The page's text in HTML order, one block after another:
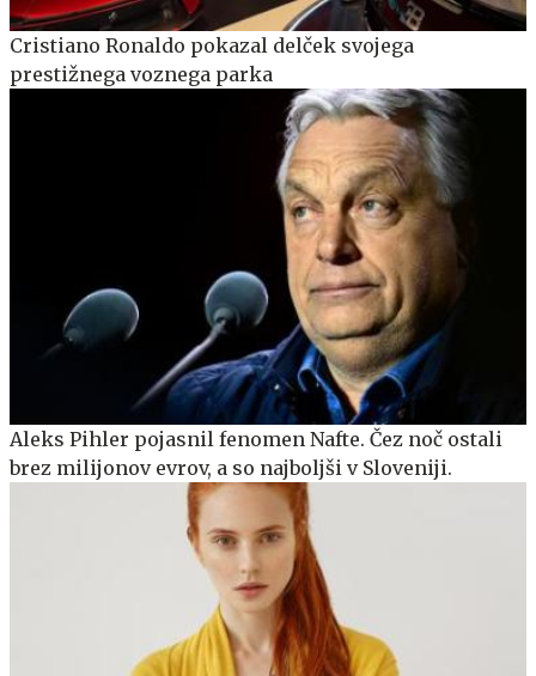
Cristiano Ronaldo pokazal delček svojega
prestižnega voznega parka
Aleks Pihler pojasnil fenomen Nafte. Čez noč ostali
brez milijonov evrov, a so najboljši v Sloveniji.